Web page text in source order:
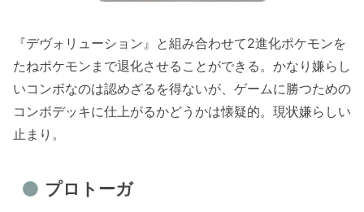
『デヴォリューション』と組み合わせて2進化ポケモンを
たねポケモンまで退化させることができる。かなり嫌らし
いコンボなのは認めざるを得ないが、ゲームに勝つための
コンボデッキに仕上がるかどうかは懐疑的。現状嫌らしい
止まり。
プロトーガ